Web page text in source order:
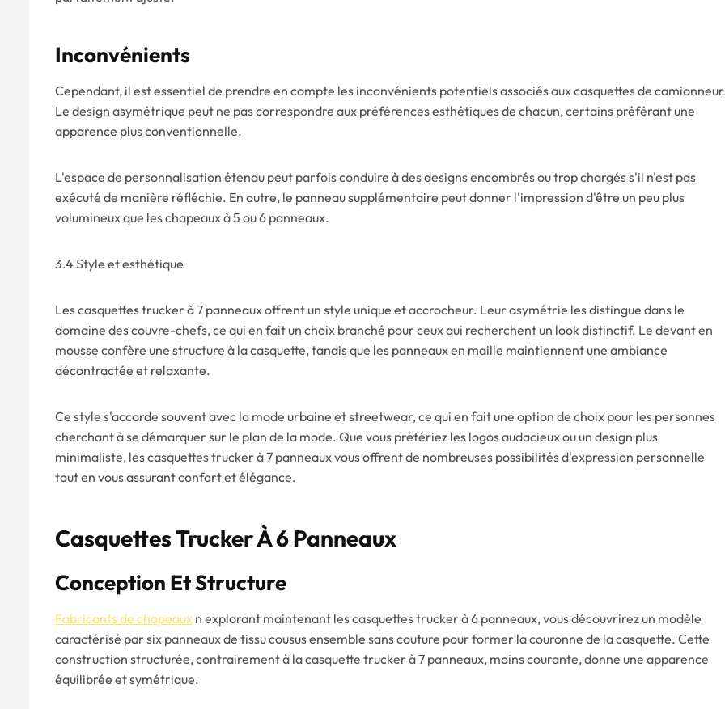
Inconvénients
Cependant, il est essentiel de prendre en compte les inconvénients potentiels associés aux casquettes de
Le design asymétrique peut ne pas correspondre aux préférences esthétiques de chacun, certains préférant une
apparence plus conventionnelle.
L'espace de personnalisation étendu peut parfois conduire à des designs encombrés ou trop chargés s'il n'est pas
exécuté de manière réfléchie. En outre, le panneau supplémentaire peut donner l'impression d'être un peu plus
volumineux que les chapeaux à 5 ou 6 panneaux.
3.4 Style et esthétique
Les casquettes trucker à 7 panneaux offrent un style unique et accrocheur. Leur asymétrie les distingue dans le
domaine des couvre-chefs, ce qui en fait un choix branché pour ceux qui recherchent un look distinctif. Le devant en
mousse confère une structure à la casquette, tandis que les panneaux en maille maintiennent une ambiance
décontractée et relaxante.
Ce style s'accorde souvent avec la mode urbaine et streetwear, ce qui en fait une option de choix pour les personnes
cherchant à se démarquer sur le plan de la mode. Que vous préfériez les logos audacieux ou un design plus
minimaliste, les casquettes trucker à 7 panneaux vous offrent de nombreuses possibilités d'expression personnelle
tout en vous assurant confort et élégance.
Casquettes Trucker À 6 Panneaux
Conception Et Structure
Fabricants de chapeaux n explorant maintenant les casquettes trucker à 6 panneaux, vous découvrirez un modèle
caractérisé par six panneaux de tissu cousus ensemble sans couture pour former la couronne de la casquette. Cette
construction structurée, contrairement à la casquette trucker à 7 panneaux, moins courante, donne une apparence
équilibrée et symétrique.